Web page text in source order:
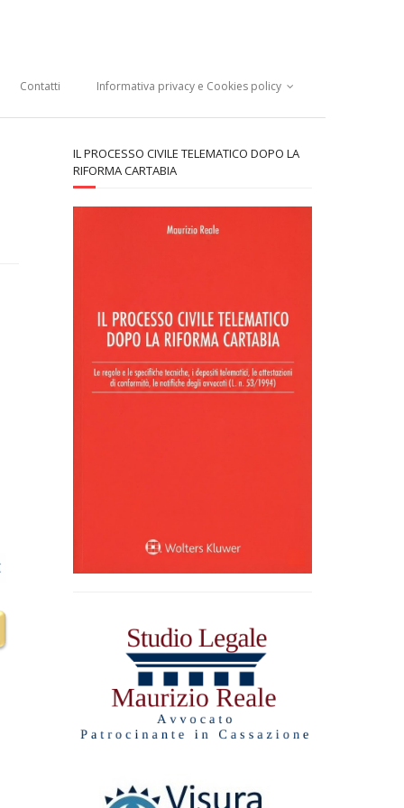
Contatti Informativa privacy e Cookies policy
IL PROCESSO CIVILE TELEMATICO DOPO LA
RIFORMA CARTABIA